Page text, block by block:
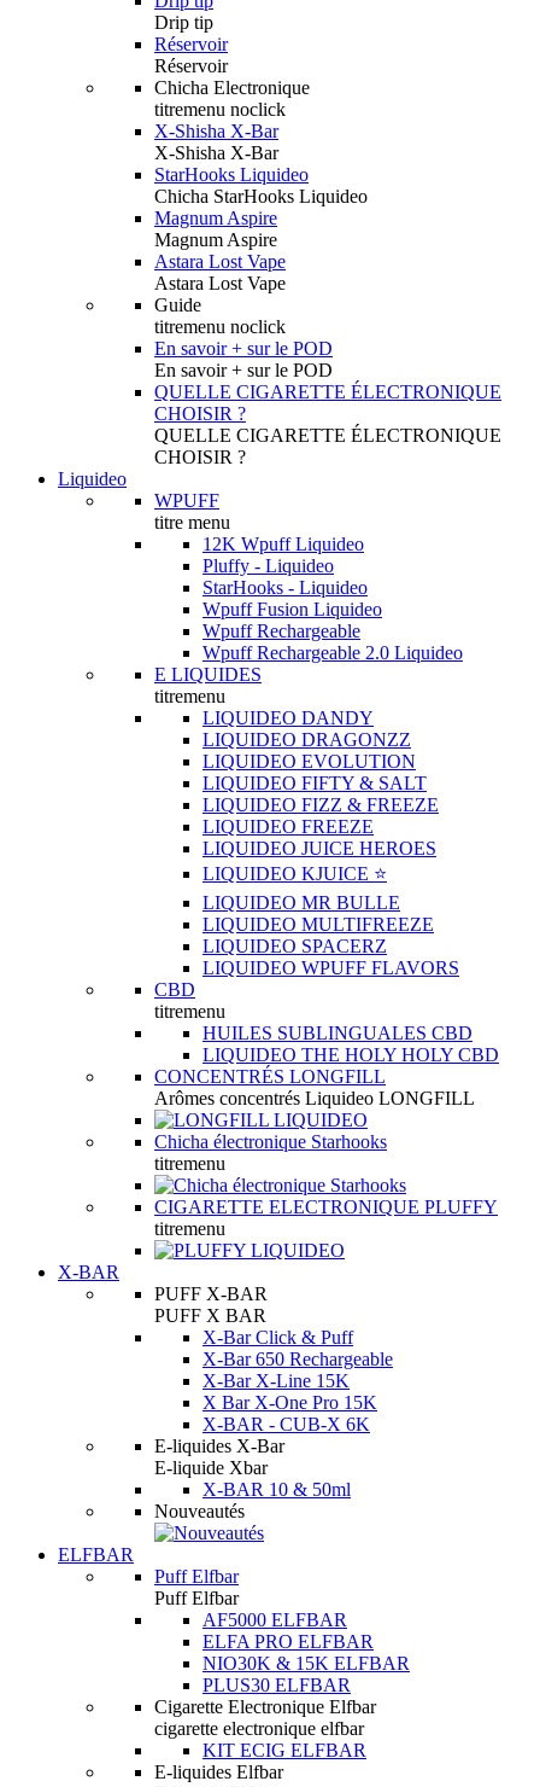
Drip tip
Réservoir
Réservoir
Chicha Electronique
titremenu noclick
X-Shisha X-Bar
X-Shisha X-Bar
StarHooks Liquideo
Chicha StarHooks Liquideo
Magnum Aspire
Magnum Aspire
Astara Lost Vape
Astara Lost Vape
Guide
titremenu noclick
En savoir + sur le POD
En savoir + sur le POD
QUELLE CIGARETTE ÉLECTRONIQUE
CHOISIR ?
QUELLE CIGARETTE ÉLECTRONIQUE
CHOISIR ?
Liquideo
WPUFF
titre menu
12K Wpuff Liquideo
Pluffy - Liquideo
StarHooks - Liquideo
Wpuff Fusion Liquideo
Wpuff Rechargeable
Wpuff Rechargeable 2.0 Liquideo
E LIQUIDES
titremenu
LIQUIDEO DANDY
LIQUIDEO DRAGONZZ
LIQUIDEO EVOLUTION
LIQUIDEO FIFTY & SALT
LIQUIDEO FIZZ & FREEZE
LIQUIDEO FREEZE
LIQUIDEO JUICE HEROES
LIQUIDEO KJUICE ⭐️
LIQUIDEO MR BULLE
LIQUIDEO MULTIFREEZE
LIQUIDEO SPACERZ
LIQUIDEO WPUFF FLAVORS
CBD
titremenu
HUILES SUBLINGUALES CBD
LIQUIDEO THE HOLY HOLY CBD
CONCENTRÉS LONGFILL
Arômes concentrés Liquideo LONGFILL
Chicha électronique Starhooks
titremenu
CIGARETTE ELECTRONIQUE PLUFFY
titremenu
X-BAR
PUFF X-BAR
PUFF X BAR
X-Bar Click & Puff
X-Bar 650 Rechargeable
X-Bar X-Line 15K
X Bar X-One Pro 15K
X-BAR - CUB-X 6K
E-liquides X-Bar
E-liquide Xbar
X-BAR 10 & 50ml
Nouveautés
ELFBAR
Puff Elfbar
Puff Elfbar
AF5000 ELFBAR
ELFA PRO ELFBAR
NIO30K & 15K ELFBAR
PLUS30 ELFBAR
Cigarette Electronique Elfbar
cigarette electronique elfbar
KIT ECIG ELFBAR
E-liquides Elfbar